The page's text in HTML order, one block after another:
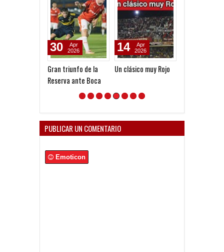
Gran triunfo de la
Reserva ante Boca
30
Apr
2026
Un clásico muy Rojo
14
Apr
2026
PUBLICAR UN COMENTARIO
Emoticon